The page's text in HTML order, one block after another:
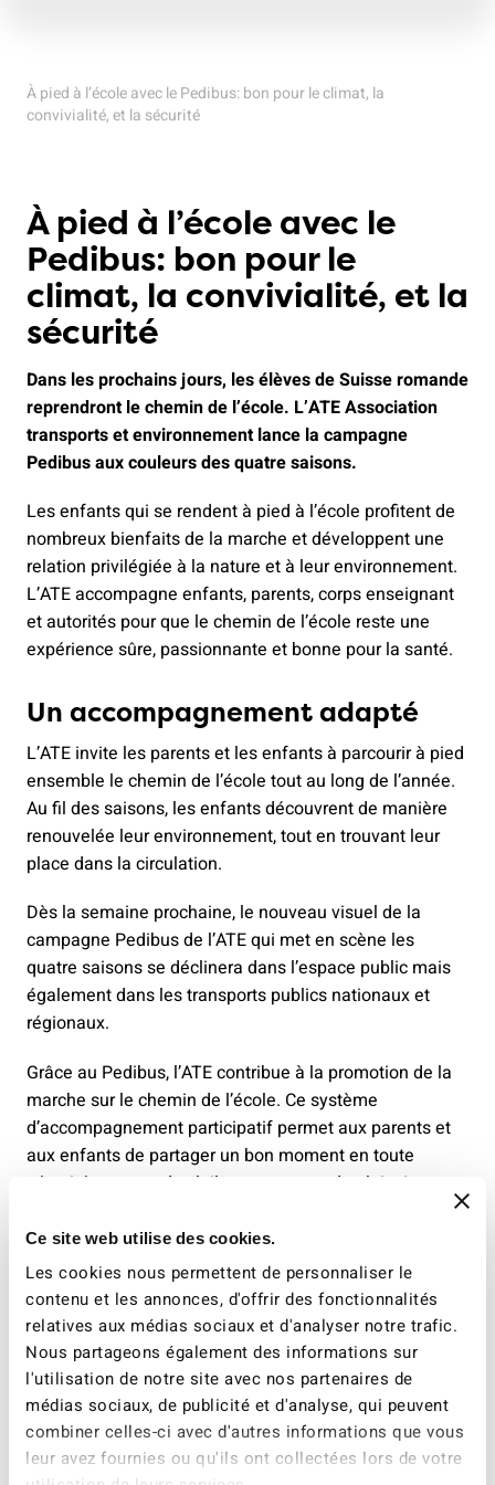
Ce site web utilise des cookies.
Les cookies nous permettent de personnaliser le
contenu et les annonces, d'offrir des fonctionnalités
relatives aux médias sociaux et d'analyser notre trafic.
Nous partageons également des informations sur
l'utilisation de notre site avec nos partenaires de
médias sociaux, de publicité et d'analyse, qui peuvent
combiner celles-ci avec d'autres informations que vous
leur avez fournies ou qu'ils ont collectées lors de votre
À pied à l’école avec le Pedibus: bon pour le climat, la
convivialité, et la sécurité
À pied à l’école avec le
Pedibus: bon pour le
climat, la convivialité, et la
sécurité
Dans les prochains jours, les élèves de Suisse romande
reprendront le chemin de l’école. L’ATE Association
transports et environnement lance la campagne
Pedibus aux couleurs des quatre saisons.
Les enfants qui se rendent à pied à l’école profitent de
nombreux bienfaits de la marche et développent une
relation privilégiée à la nature et à leur environnement.
L’ATE accompagne enfants, parents, corps enseignant
et autorités pour que le chemin de l’école reste une
expérience sûre, passionnante et bonne pour la santé.
Un accompagnement adapté
L’ATE invite les parents et les enfants à parcourir à pied
ensemble le chemin de l’école tout au long de l’année.
Au fil des saisons, les enfants découvrent de manière
renouvelée leur environnement, tout en trouvant leur
place dans la circulation.
Dès la semaine prochaine, le nouveau visuel de la
campagne Pedibus de l’ATE qui met en scène les
quatre saisons se déclinera dans l’espace public mais
également dans les transports publics nationaux et
régionaux.
Grâce au Pedibus, l’ATE contribue à la promotion de la
marche sur le chemin de l’école. Ce système
d’accompagnement participatif permet aux parents et
aux enfants de partager un bon moment en toute
sécurité, par grand soleil ou par temps de pluie. Le
de Pedibus qui parcourent 7 kilomètres à pied par
semaine en moyenne. L’ATE accompagne les parents
qui souhaitent ouvrir une ligne dans leur quartier.
Construire la ville de demain
Pour que la marche soit le moyen de transport
privilégié, le chemin de l’école doit être adapté aux
enfants. L’ATE conseille les parents, le corps